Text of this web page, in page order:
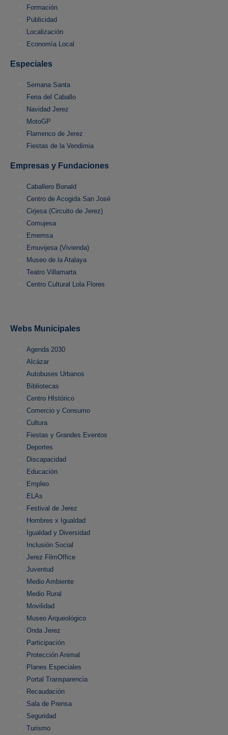
Formación
Publicidad
Localización
Economía Local
Especiales
Semana Santa
Feria del Caballo
Navidad Jerez
MotoGP
Flamenco de Jerez
Fiestas de la Vendimia
Empresas y Fundaciones
Caballero Bonald
Centro de Acogida San José
Cirjesa (Circuito de Jerez)
Comujesa
Ememsa
Emuvijesa (Vivienda)
Museo de la Atalaya
Teatro Villamarta
Centro Cultural Lola Flores
Webs Municipales
Agenda 2030
Alcázar
Autobuses Urbanos
Bibliotecas
Centro HIstórico
Comercio y Consumo
Cultura
Fiestas y Grandes Eventos
Deportes
Discapacidad
Educación
Empleo
ELAs
Festival de Jerez
Hombres x Igualdad
Igualdad y Diversidad
Inclusión Social
Jerez FilmOffice
Juventud
Medio Ambiente
Medio Rural
Movilidad
Museo Arqueológico
Onda Jerez
Participación
Protección Animal
Planes Especiales
Portal Transparencia
Recaudación
Sala de Prensa
Seguridad
Turismo